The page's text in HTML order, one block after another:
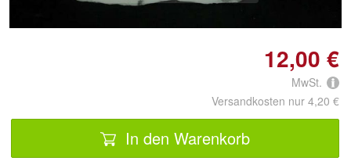
12,00 €
MwSt.
Versandkosten nur 4,20 €
In den Warenkorb